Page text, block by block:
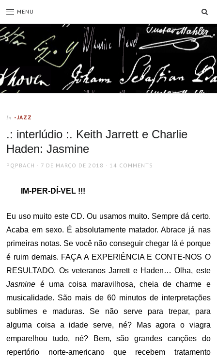
MENU
In -JAZZ
.: interlúdio :. Keith Jarrett e Charlie
Haden: Jasmine
AUTHOR
PQPBACH
POSTED
7 DE MARÇO DE 2018 14 COMMENTS
IM-PER-DÍ-VEL !!!
Eu uso muito este CD. Ou usamos muito. Sempre dá certo.
Acaba em sexo. É absolutamente matador. Abrace já nas
primeiras notas. Se você não conseguir chegar lá é porque
é ruim demais. FAÇA A EXPERIÊNCIA E CONTE-NOS O
RESULTADO. Os veteranos Jarrett e Haden… Olha, este
Jasmine é uma coisa maravilhosa, cheia de charme e
musicalidade. São mais de 60 minutos de interpretações
sublimes e maduras. Se não serve para trepar, para
alguma coisa a idade serve, né? Mas agora o viagra
emparelhou tudo, né? Bem, são grandes canções do
repertório norte-americano que recebem tratamento